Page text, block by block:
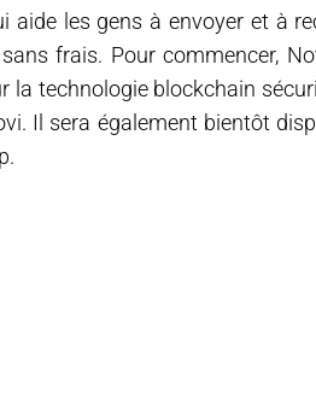
aide les gens à envoyer et à
frais. Pour commencer,
technologie blockchain
Il sera également bientôt